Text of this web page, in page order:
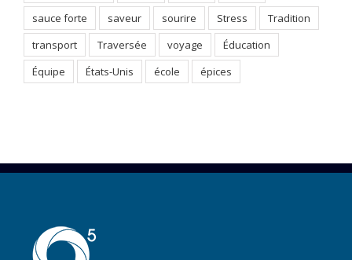
sauce forte
saveur sourire Stress
Tradition
transport
Traversée voyage
Éducation
Équipe
États-Unis école épices